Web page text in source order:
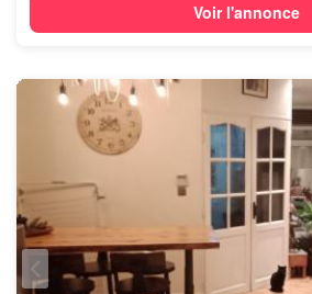
Voir l'annonce